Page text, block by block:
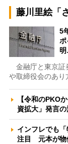
藤川里絵「
5
金融庁と東京証
や取締役会のあ
【令和のPKO
資拡大」発言
インフレでも
注目 元本が物